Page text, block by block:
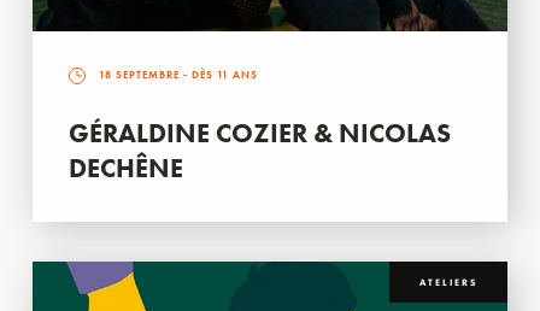
18 SEPTEMBRE - DÈS 11 ANS
GÉRALDINE COZIER & NICOLAS
DECHÊNE
ATELIERS